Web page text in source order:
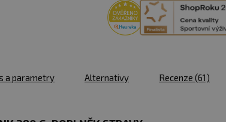
a parametry Alternativy Recenze (61)